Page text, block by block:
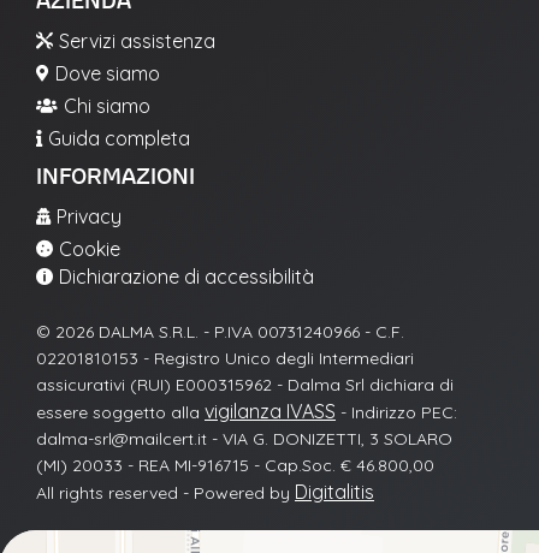
 Servizi assistenza
 Dove siamo
 Chi siamo
 Guida completa
INFORMAZIONI
 Privacy
 Cookie
 Dichiarazione di accessibilità
© 2026 DALMA S.R.L. - P.IVA 00731240966 - C.F.
02201810153 - Registro Unico degli Intermediari
assicurativi (RUI) E000315962 - Dalma Srl dichiara di
essere soggetto alla vigilanza IVASS - Indirizzo PEC:
dalma-srl@mailcert.it - VIA G. DONIZETTI, 3 SOLARO
(MI) 20033 - REA MI-916715 - Cap.Soc. € 46.800,00
All rights reserved - Powered by Digitalitis